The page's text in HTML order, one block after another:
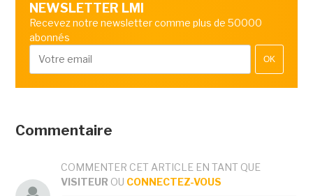
NEWSLETTER LMI
Recevez notre newsletter comme plus de 50000
abonnés
OK
Commentaire
COMMENTER CET ARTICLE EN TANT QUE
VISITEUR OU CONNECTEZ-VOUS